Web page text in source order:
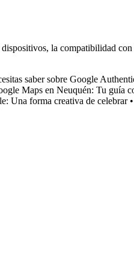
la compatibilidad con
saber sobre Google
Maps en Neuquén: Tu guía
Una forma creativa de celebrar•